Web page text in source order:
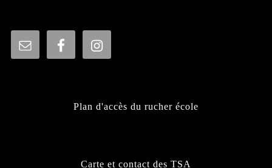
Plan d'accès du rucher école
Carte et contact des TSA